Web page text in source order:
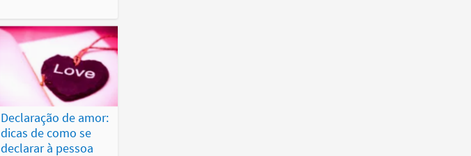
Declaração de amor:
dicas de como se
declarar à pessoa